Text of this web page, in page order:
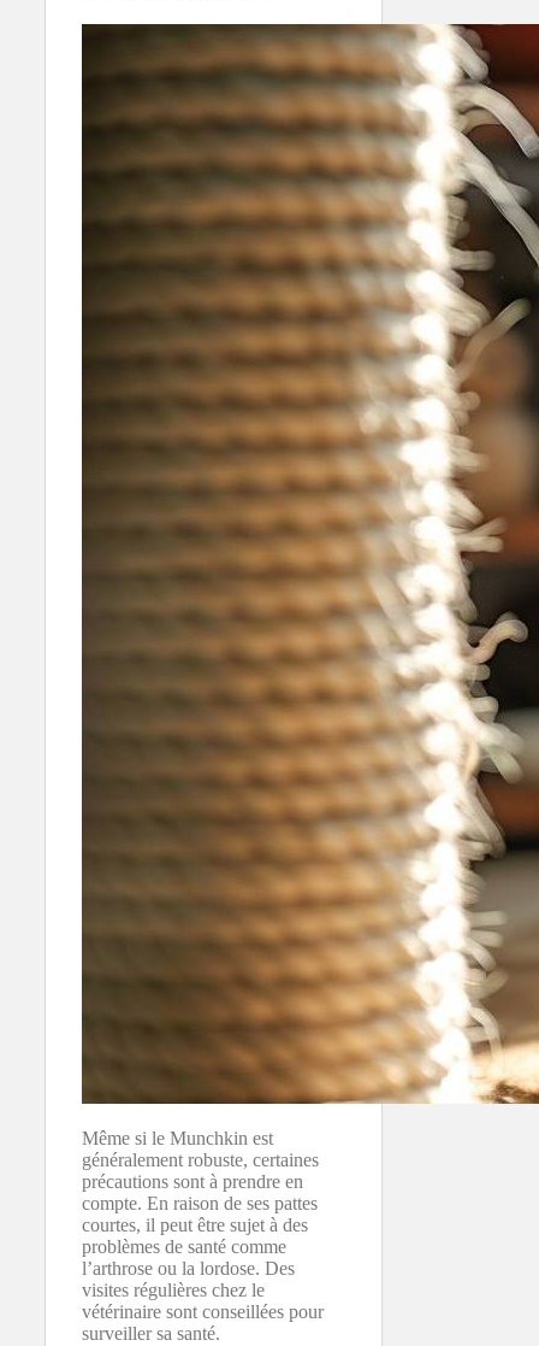
Même si le Munchkin est
généralement robuste, certaines
précautions sont à prendre en
compte. En raison de ses pattes
courtes, il peut être sujet à des
problèmes de santé comme
l’arthrose ou la lordose. Des
visites régulières chez le
vétérinaire sont conseillées pour
surveiller sa santé.